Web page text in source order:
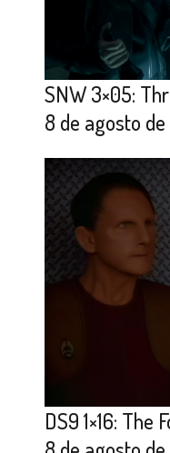
SNW 3×05:
8 de agosto
DS9 1×16: The